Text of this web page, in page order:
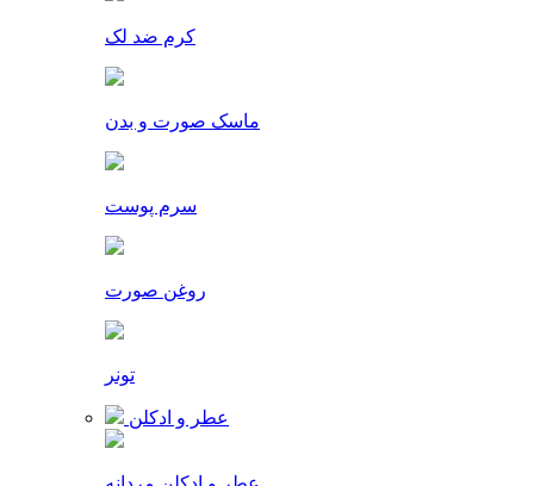
کرم ضد لک
ماسک صورت و بدن
سرم پوست
روغن صورت
تونر
عطر و ادکلن